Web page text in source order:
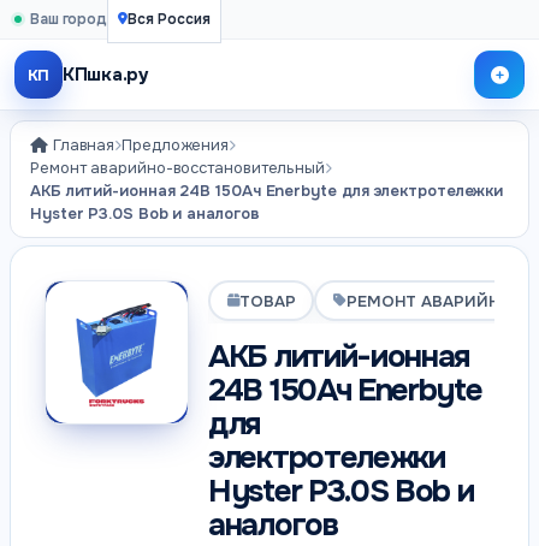
Ваш город Вся Россия
КП КПшка.ру
Главная Предложения
Ремонт аварийно-восстановительный
АКБ литий-ионная 24В 150Ач Enerbyte для электротележки
Hyster P3.0S Bob и аналогов
ТОВАР РЕМОНТ АВАРИЙНО-
АКБ литий-ионная
24В 150Ач Enerbyte
для
электротележки
Hyster P3.0S Bob и
аналогов